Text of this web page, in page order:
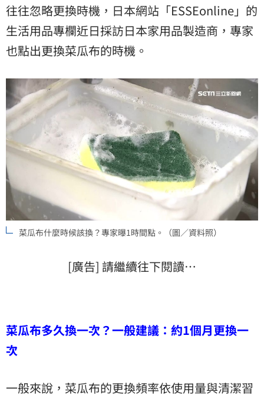
往往忽略更換時機，日本網站「ESSEonline」的
生活用品專欄近日採訪日本家用品製造商，專家
也點出更換菜瓜布的時機。
菜瓜布什麼時候該換？專家曝1時間點。（圖／資料照）
[廣告] 請繼續往下閱讀…
菜瓜布多久換一次？一般建議：約1個月更換一
次
一般來說，菜瓜布的更換頻率依使用量與清潔習